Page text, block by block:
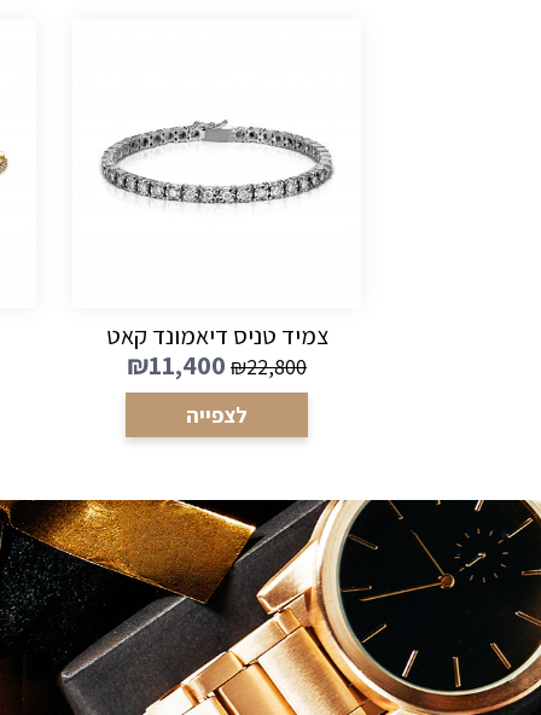
צמיד טניס דיאמונד קאט
₪11,400 ₪22,800
לצפייה